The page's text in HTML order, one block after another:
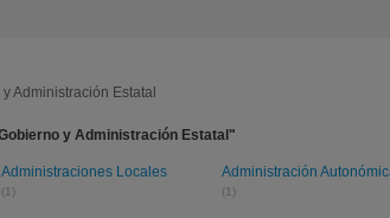
Administración Estatal
y Administración Estatal"
Administraciones Locales
(1)
Administración
(1)